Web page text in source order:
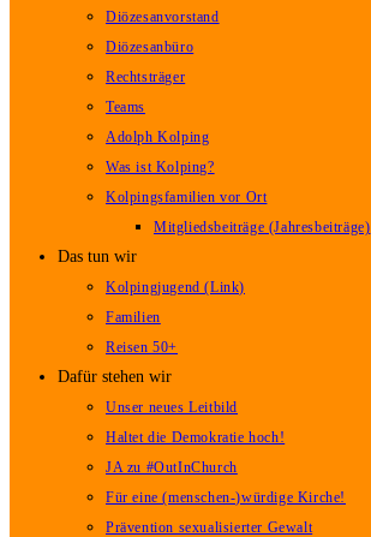
Diözesanvorstand
Diözesanbüro
Rechtsträger
Teams
Adolph Kolping
Was ist Kolping?
Kolpingsfamilien vor Ort
Mitgliedsbeiträge (Jahresbeiträge)
Das tun wir
Kolpingjugend (Link)
Familien
Reisen 50+
Dafür stehen wir
Unser neues Leitbild
Haltet die Demokratie hoch!
JA zu #OutInChurch
Für eine (menschen-)würdige Kirche!
Prävention sexualisierter Gewalt